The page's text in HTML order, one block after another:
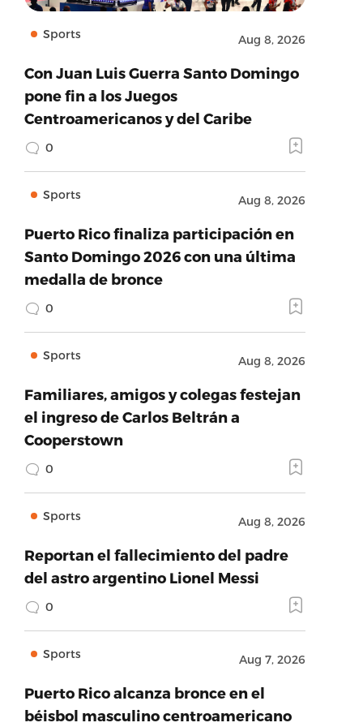
Sports Aug 8, 2026
Con Juan Luis Guerra Santo Domingo
pone fin a los Juegos
Centroamericanos y del Caribe
0
Sports Aug 8, 2026
Puerto Rico finaliza participación en
Santo Domingo 2026 con una última
medalla de bronce
0
Sports Aug 8, 2026
Familiares, amigos y colegas festejan
el ingreso de Carlos Beltrán a
Cooperstown
0
Sports Aug 8, 2026
Reportan el fallecimiento del padre
del astro argentino Lionel Messi
0
Sports Aug 7, 2026
Puerto Rico alcanza bronce en el
béisbol masculino centroamericano